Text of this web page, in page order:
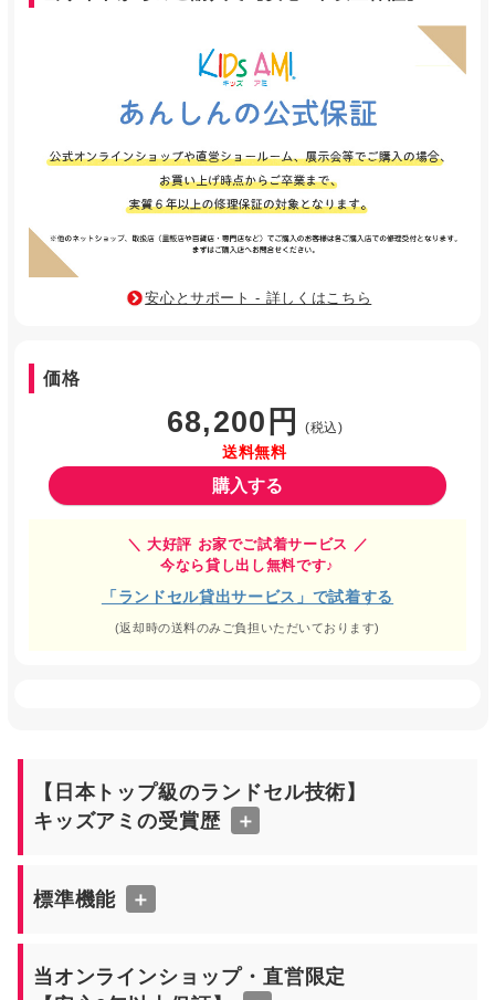
安心とサポート - 詳しくはこちら
価格
68,200円 (税込)
送料無料
購入する
＼ 大好評 お家でご試着サービス ／
今なら貸し出し無料です♪
「ランドセル貸出サービス」で試着する
(返却時の送料のみご負担いただいております)
【日本トップ級のランドセル技術】
キッズアミの受賞歴
＋
標準機能 ＋
当オンラインショップ・直営限定